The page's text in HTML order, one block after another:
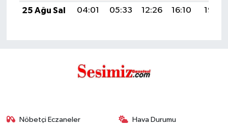
25 Ağu Sal
04:01 05:33 12:26 16:10 19:10
Nöbetçi Eczaneler Hava Durumu